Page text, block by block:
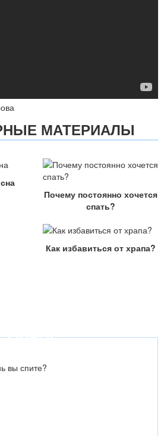
МАТЕРИАЛЫ
Почему постоянно хочется
спать?
Как избавиться от храпа?
ОПРОС
вы спите?